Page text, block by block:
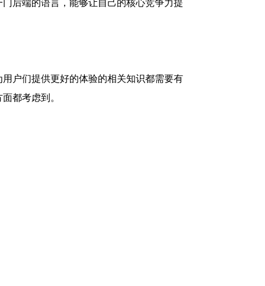
后端的语言，能够让自己的核心竞争力提
户们提供更好的体验的相关知识都需要有
都考虑到。